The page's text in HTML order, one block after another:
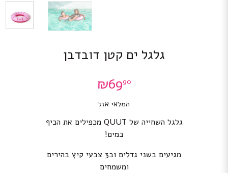
גלגל ים קטן דובדבן
₪6990
המלאי אזל
גלגל השחייה של QUUT מכפילים את הכיף
במים!
מגיעים בשני גדלים וב3 צבעי קיץ בהירים
ומשמחים